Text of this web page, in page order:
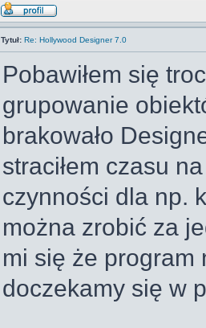
Tytuł: Re: Hollywood Designer 7.0
Pobawiłem się
grupowanie
brakowało
straciłem czasu
czynności dla np.
można zrobić za
mi się że program
doczekamy się w